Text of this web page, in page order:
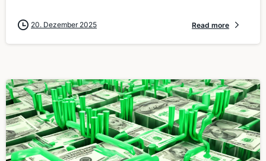
20. Dezember 2025 Read more